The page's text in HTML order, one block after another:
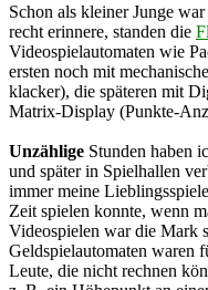
Schon als kleiner Junge
recht erinnere, standen die
Videospielautomaten wie
ersten noch mit
klacker), die späteren mit
Matrix-Display (Punkte-
Unzählige Stunden haben
und später in Spielhallen
immer meine
Zeit spielen konnte, wenn
Videospielen war die Mark
Geldspielautomaten waren
Leute, die nicht rechnen